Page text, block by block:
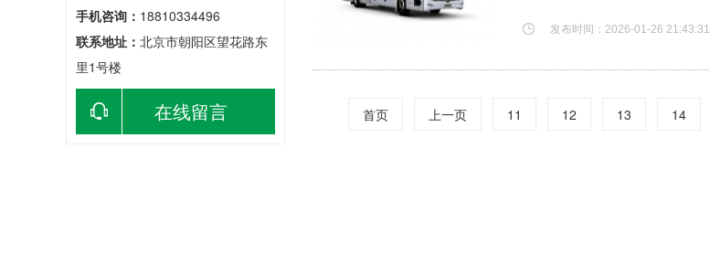
手机咨询： 18810334496
联系地址： 北京市朝阳区望花路东
里1号楼
在线留言
发布时间：2026-01-26 21:43:31
首页 上一页 11 12 13 14